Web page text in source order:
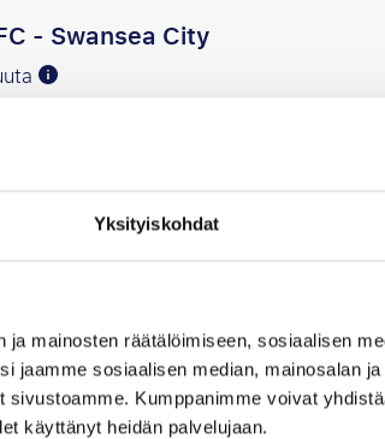
Yksityiskohdat
mainosten räätälöimiseen, sosiaalisen
jaamme sosiaalisen median, mainosalan
Kumppanimme voivat
käyttänyt heidän palvelujaan.
- Swansea City